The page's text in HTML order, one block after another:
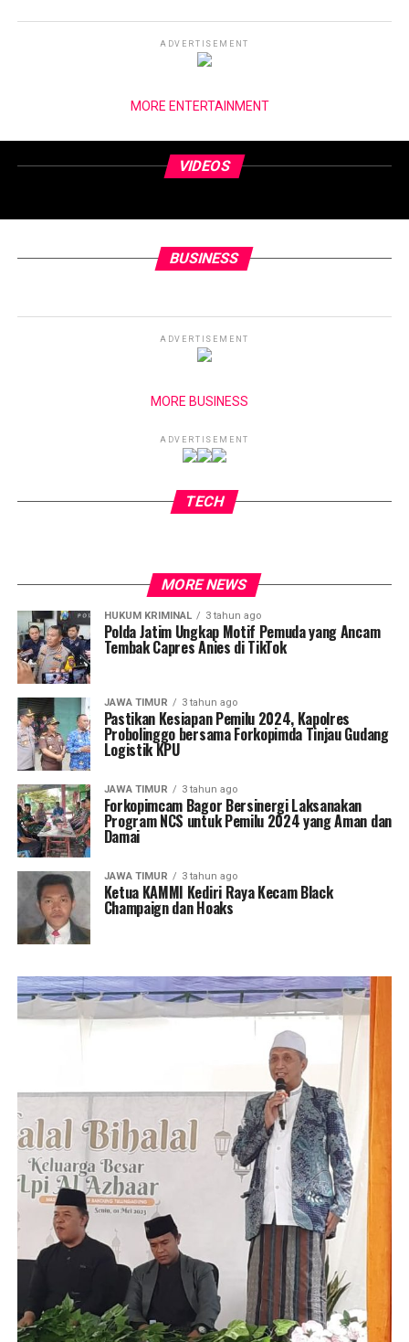
ADVERTISEMENT
MORE ENTERTAINMENT
VIDEOS
BUSINESS
ADVERTISEMENT
MORE BUSINESS
ADVERTISEMENT
TECH
MORE NEWS
HUKUM KRIMINAL 3 tahun ago
Polda Jatim Ungkap Motif Pemuda yang Ancam
Tembak Capres Anies di TikTok
JAWA TIMUR 3 tahun ago
Pastikan Kesiapan Pemilu 2024, Kapolres
Probolinggo bersama Forkopimda Tinjau Gudang
Logistik KPU
JAWA TIMUR 3 tahun ago
Forkopimcam Bagor Bersinergi Laksanakan
Program NCS untuk Pemilu 2024 yang Aman dan
Damai
JAWA TIMUR 3 tahun ago
Ketua KAMMI Kediri Raya Kecam Black
Champaign dan Hoaks